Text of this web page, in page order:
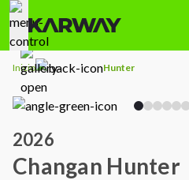
Inicio Hunter
2026
Changan Hunter